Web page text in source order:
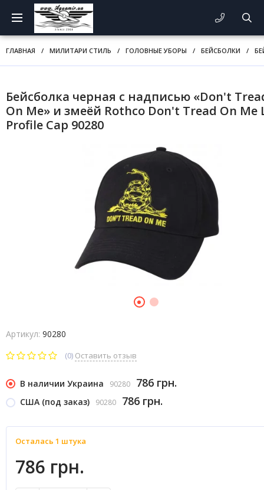
ГЛАВНАЯ / МИЛИТАРИ СТИЛЬ / ГОЛОВНЫЕ УБОРЫ / БЕЙСБОЛКИ /
Бейсболка черная с надписью «Don't
On Me» и змеёй Rothco Don't Tread On Me
Profile Cap 90280
Артикул: 90280
(0) Оставить отзыв
В наличии Украина 90280 786 грн.
США (под заказ) 90280 786 грн.
Осталась 1 штука
786 грн.